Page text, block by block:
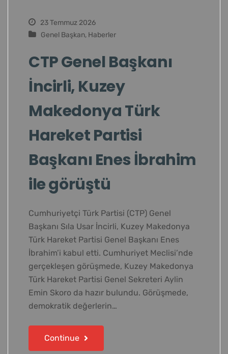
23 Temmuz 2026
Genel Başkan, Haberler
CTP Genel Başkanı
İncirli, Kuzey
Makedonya Türk
Hareket Partisi
Başkanı Enes İbrahim
ile görüştü
Cumhuriyetçi Türk Partisi (CTP) Genel
Başkanı Sıla Usar İncirli, Kuzey Makedonya
Türk Hareket Partisi Genel Başkanı Enes
İbrahim’i kabul etti. Cumhuriyet Meclisi’nde
gerçekleşen görüşmede, Kuzey Makedonya
Türk Hareket Partisi Genel Sekreteri Aylin
Emin Skoro da hazır bulundu. Görüşmede,
demokratik değerlerin…
Continue